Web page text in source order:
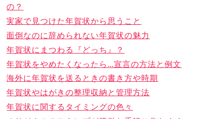
の？
実家で見つけた年賀状から思うこと
面倒なのに辞められない年賀状の魅力
年賀状にまつわる『どっち』？
年賀状をやめたくなったら…宣言の方法と例文
海外に年賀状を送るときの書き方や時期
年賀状やはがきの整理収納と管理方法
年賀状に関するタイミングの色々